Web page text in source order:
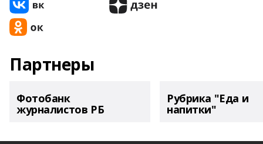
Партнеры
Фотобанк
журналистов РБ
Рубрика "Еда и
напитки"